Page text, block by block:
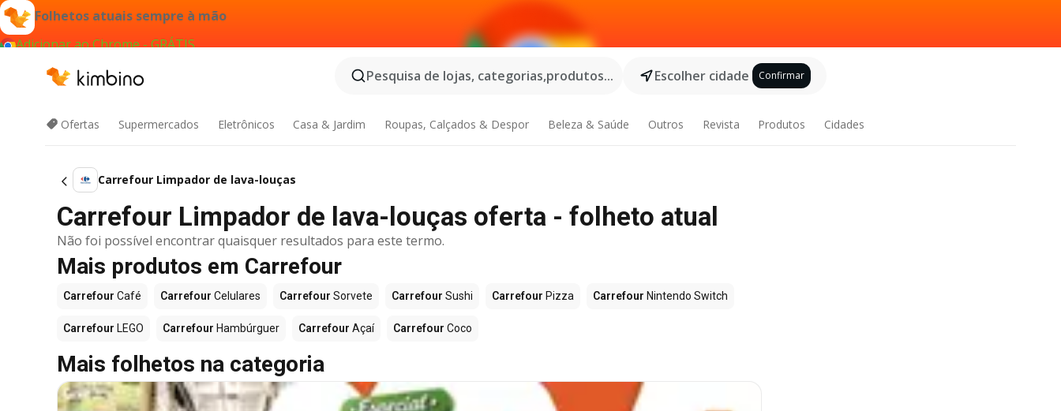
Folhetos atuais sempre à mão
Adicionar ao Chrome - GRÁTIS
Pesquisa de lojas, categorias,produtos...
Escolher cidade Confirmar
Ofertas Supermercados Eletrônicos Casa & Jardim Roupas, Calçados & Despor Beleza & Saúde Outros Revista Produtos Cidades
Carrefour Limpador de lava-louças
Carrefour Limpador de lava-louças oferta - folheto atual
Não foi possível encontrar quaisquer resultados para este termo.
Mais produtos em Carrefour
Carrefour Café Carrefour Celulares Carrefour Sorvete Carrefour Sushi Carrefour Pizza Carrefour Nintendo Switch
Carrefour LEGO Carrefour Hambúrguer Carrefour Açaí Carrefour Coco
Mais folhetos na categoria